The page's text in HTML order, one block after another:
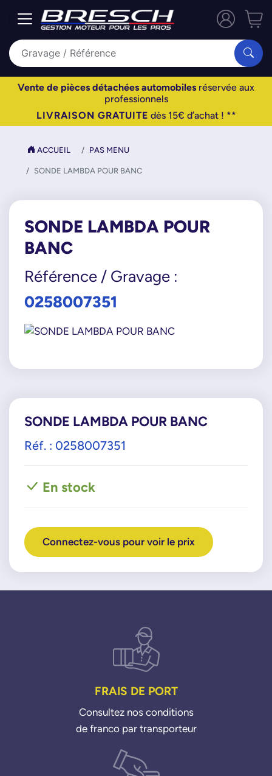
Vente de pièces détachées automobiles réservée aux
professionnels
LIVRAISON GRATUITE dès 15€ d’achat ! **
ACCUEIL PAS MENU
SONDE LAMBDA POUR BANC
SONDE LAMBDA POUR
BANC
Référence / Gravage :
0258007351
SONDE LAMBDA POUR BANC
Réf. : 0258007351
En stock
Connectez-vous pour voir le prix
FRAIS DE PORT
Consultez nos conditions
de franco par transporteur